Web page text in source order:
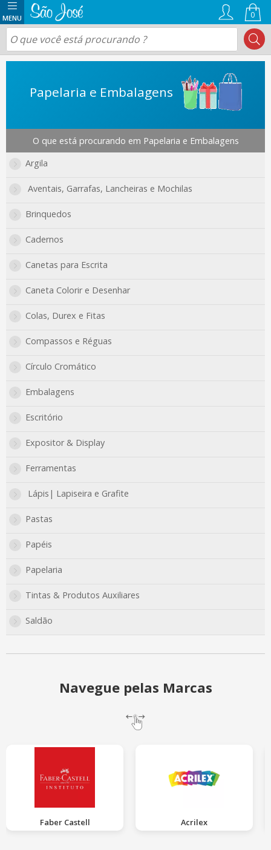
0
Papelaria e Embalagens
O que está procurando em Papelaria e Embalagens
Argila
Aventais, Garrafas, Lancheiras e Mochilas
Brinquedos
Cadernos
Canetas para Escrita
Caneta Colorir e Desenhar
Colas, Durex e Fitas
Compassos e Réguas
Círculo Cromático
Embalagens
Escritório
Expositor & Display
Ferramentas
Lápis| Lapiseira e Grafite
Pastas
Papéis
Papelaria
Tintas & Produtos Auxiliares
Saldão
Navegue pelas Marcas
Faber Castell Acrilex